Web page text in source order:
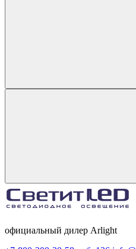
официальный дилер Arlight